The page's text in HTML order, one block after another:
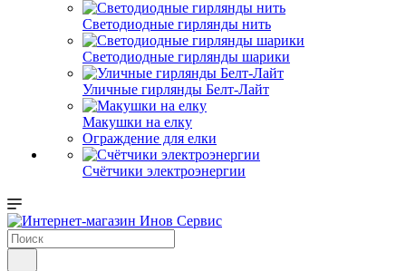
Светодиодные гирлянды нить
Светодиодные гирлянды шарики
Уличные гирлянды Белт-Лайт
Макушки на елку
Ограждение для елки
Счётчики электроэнергии